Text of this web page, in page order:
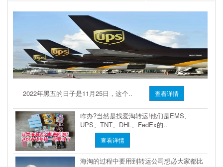
2022年黑五的日子是11月25日，这个.. 查看详情
咋办?当然是找爱淘转运!他们是EMS、
UPS、TNT、DHL、FedEx的..
查看详情
海淘的过程中要用到转运公司想必大家都比